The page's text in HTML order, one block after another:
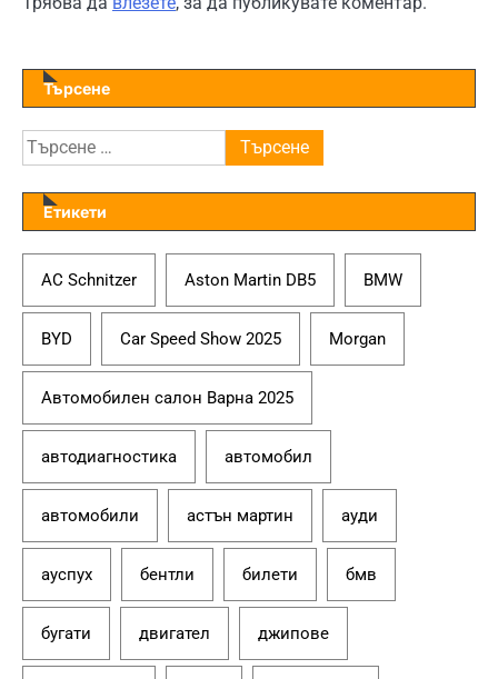
Търсене
Търсене
за:
Етикети
AC Schnitzer Aston Martin DB5 BMW
BYD Car Speed Show 2025 Morgan
Автомобилен салон Варна 2025
автодиагностика автомобил
автомобили астън мартин ауди
ауспух бентли билети бмв
бугати двигател джипове